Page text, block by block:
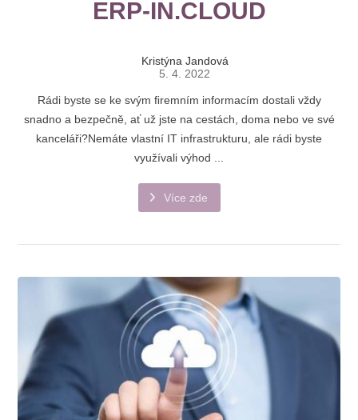
ERP-IN.CLOUD
Kristýna Jandová
5. 4. 2022
Rádi byste se ke svým ﬁremním informacím dostali vždy
snadno a bezpečně, ať už jste na cestách, doma nebo ve své
kanceláři?Nemáte vlastní IT infrastrukturu, ale rádi byste
využívali výhod ...
Více zde